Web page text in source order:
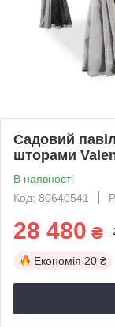
Садовий
шторами
В наявності
Код: 80640541
28 480 ₴
Економія 20 ₴